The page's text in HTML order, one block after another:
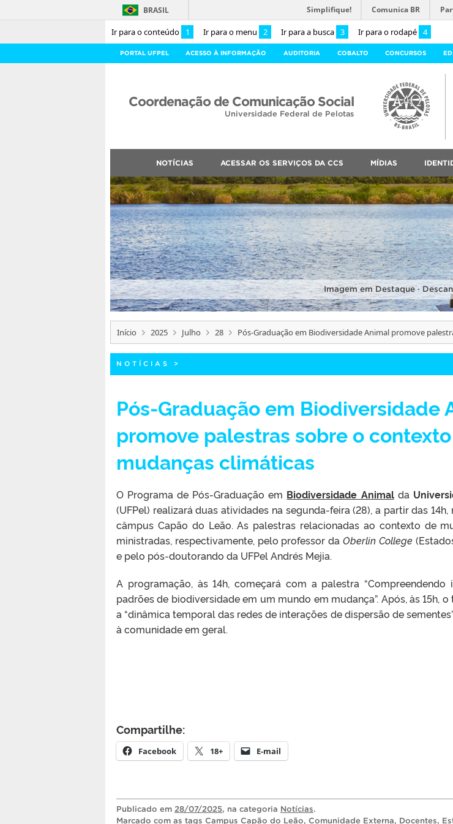
Ir para o conteúdo 1 Ir para o menu 2 Ir para a busca 3 Ir para o rodapé 4
BRASIL Simplifique! Comunica BR
PORTAL UFPEL ACESSO À INFORMAÇÃO AUDITORIA COBALTO CONCURSOS
Coordenação de Comunicação Social
Universidade Federal de Pelotas
NOTÍCIAS ACESSAR OS SERVIÇOS DA CCS MÍDIAS
Imagem em Destaque ·
Início 2025 Julho 28 Pós-Graduação em Biodiversidade Animal promove
NOTÍCIAS >
Pós-Graduação em Biodiversidade
promove palestras sobre o
mudanças climáticas
O Programa de Pós-Graduação em Biodiversidade Animalda
(UFPel) realizará duas atividades na segunda-feira (28), a partir das
câmpus Capão do Leão. As palestras relacionadas ao contexto de
ministradas, respectivamente, pelo professor da Oberlin College
e pelo pós-doutorando da UFPel Andrés Mejia.
A programação, às 14h, começará com a palestra “Compreendendo
padrões de biodiversidade em um mundo em mudança”. Após, às 15h,
a “dinâmica temporal das redes de interações de dispersão de
à comunidade em geral.
Compartilhe:
Facebook 18+ E-mail
Publicado em 28/07/2025, na categoria Notícias.
Marcado com as tags Campus Capão do Leão, Comunidade Externa, Docentes,